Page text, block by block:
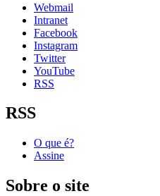
Webmail
Intranet
Facebook
Instagram
Twitter
YouTube
RSS
RSS
O que é?
Assine
Sobre o site